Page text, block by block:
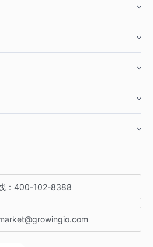
： 400-102-8388